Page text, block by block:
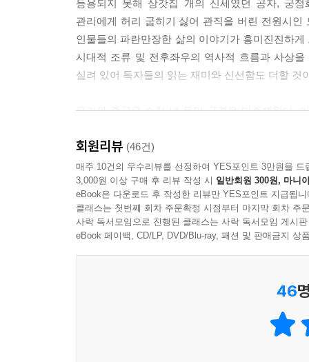
---p.359
등용되지 못해 상갓집 개의 신세였던 공자, 궁
관리에게 허리 굽히기 싫어 관직을 버린 전원시
인물들의 파란만장한 삶의 이야기가 흥미진진하
시대적 조류 및 전후좌우의 역사적 흐름과 사상
실려 있어 독자들의 읽는 재미와 신선함도 더할 것
우리와 중국은 수천 년 동안 국경을 마주해왔다.
배우려는 열기가 한창 뜨겁다. 하지만 그들을
사고방식과 문화의 흐름, 그리고 그들의 언어를
일어난 배경을 인물 열전이라는 알기 쉽고 재미있
물론 인간에 대한 더욱 깊은 통찰력까지 얻을 수 있
회원리뷰 (46건)
매주 10건의 우수리뷰를 선정하여 YES포인트 3만원을 드
3,000원 이상 구매 후 리뷰 작성 시 일반회원 300원, 마니
eBook은 다운로드 후 작성한 리뷰만 YES포인트 지급됩니
클래스는 첫번째 회차 주문확정 시점부터 마지막 회차 주
사락 독서모임으로 진행된 클래스는 사락 독서모임 게시
eBook 페이백, CD/LP, DVD/Blu-ray, 패션 및 판매금지 상
46